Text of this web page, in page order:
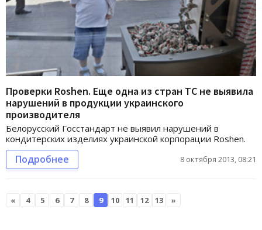
Проверки Roshen. Еще одна из стран ТС не выявила
нарушений в продукции украинского
производителя
Белорусский Госстандарт не выявил нарушений в
кондитерских изделиях украинской корпорации Roshen.
Подробнее 8 октября 2013, 08:21
« 4 5 6 7 8 9 10 11 12 13 »